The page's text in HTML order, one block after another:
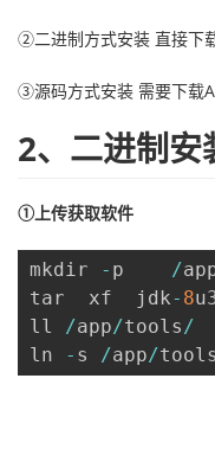
②二进制方式安装 直接下
③源码方式安装 需要下载
2、二进制安
①上传获取软件
mkdir - p /
tar  xf  jdk- 8
ll /app/tools/
ln
- s /app/tools